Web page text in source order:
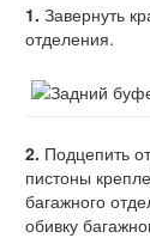
1. Завернуть
отделения.
2. Подцепить
пистоны
багажного
обивку